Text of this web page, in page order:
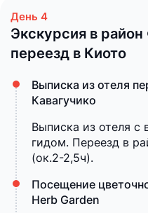
Экскурсия в
переезд в Киото
Выписка из отеля
Кавагучико
Выписка из отеля с
гидом. Переезд в
(ок.2-2,5ч).
Посещение
Herb Garden